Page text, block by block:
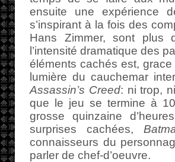
ensuite une expérience
s’inspirant à la fois des
Hans Zimmer, sont plus
l’intensité dramatique des
éléments cachés est,
lumière du cauchemar
Assassin’s Creed: ni trop,
que le jeu se termine à
grosse quinzaine
surprises cachées,
connaisseurs du
parler de chef-d’oeuvre.